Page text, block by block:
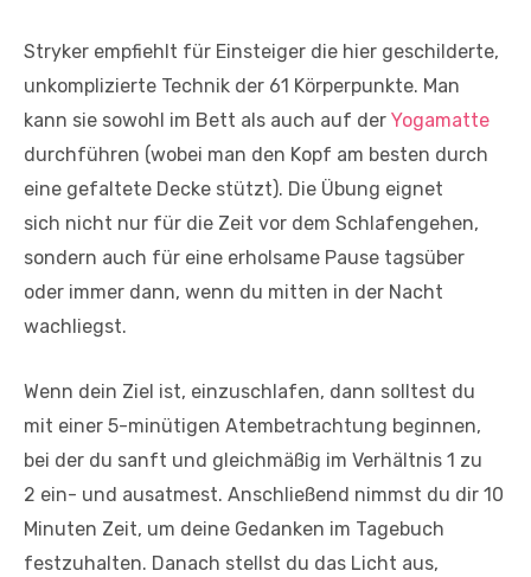
Stryker empfiehlt für Einsteiger die hier geschilderte,
unkomplizierte Technik der 61 Körperpunkte. Man
kann sie sowohl im Bett als auch auf der Yogamatte
durchführen (wobei man den Kopf am besten durch
eine gefaltete Decke stützt). Die Übung eignet
sich nicht nur für die Zeit vor dem Schlafengehen,
sondern auch für eine erholsame Pause tagsüber
oder immer dann, wenn du mitten in der Nacht
wachliegst.
Wenn dein Ziel ist, einzuschlafen, dann solltest du
mit einer 5-minütigen Atembetrachtung beginnen,
bei der du sanft und gleichmäßig im Verhältnis 1 zu
2 ein- und ausatmest. Anschließend nimmst du dir 10
Minuten Zeit, um deine Gedanken im Tagebuch
festzuhalten. Danach stellst du das Licht aus,